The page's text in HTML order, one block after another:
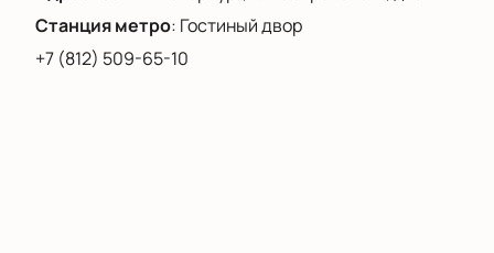
После оплаты билеты поступят сразу.
Станция метро: Гостиный двор
+7 (812) 509-65-10